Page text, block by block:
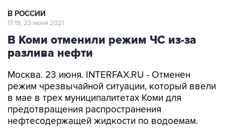
В РОССИИ
17:19, 23 июня 2021
В Коми отменили режим ЧС из-за
разлива нефти
Москва. 23 июня. INTERFAX.RU - Отменен
режим чрезвычайной ситуации, который ввели
в мае в трех муниципалитетах Коми для
предотвращения распространения
нефтесодержащей жидкости по водоемам.